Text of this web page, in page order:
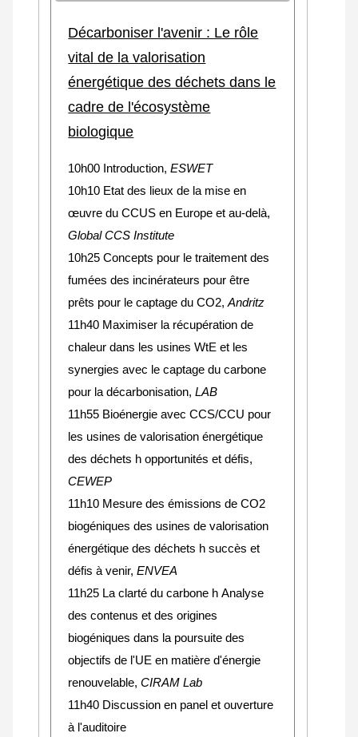
Décarboniser l'avenir : Le rôle
vital de la valorisation
énergétique des déchets dans le
cadre de l'écosystème
biologique
10h00 Introduction,ESWET
10h10 Etat des lieux de la mise en
œuvre du CCUS en Europe et au-delà,
Global CCS Institute
10h25Concepts pour le traitement des
fumées des incinérateurs pour être
prêts pour le captage du CO2,Andritz
11h40 Maximiser la récupération de
chaleur dans les usines WtE et les
synergies avec le captage du carbone
pour la décarbonisation,LAB
11h55 Bioénergie avec CCS/CCU pour
les usines de valorisation énergétique
des déchets h opportunités et défis,
CEWEP
11h10 Mesure des émissions de CO2
biogéniques des usines de valorisation
énergétique des déchets h succès et
défis à venir,ENVEA
11h25 La clarté du carbone h Analyse
des contenus et des origines
biogéniques dans la poursuite des
objectifs de l'UE en matière d'énergie
renouvelable,CIRAM Lab
11h40 Discussion en panel et ouverture
à l'auditoire